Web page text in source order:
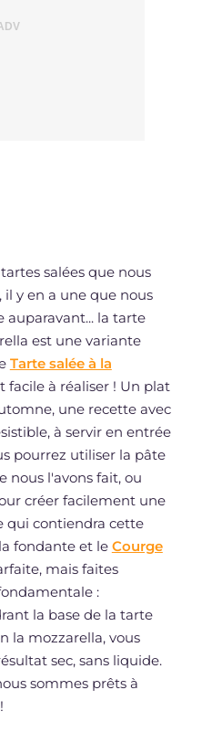
salées que nous
y en a une que nous
auparavant... la tarte
est une variante
Tarte salée à la
facile à réaliser ! Un plat
une recette avec
à servir en entrée
pourrez utiliser la pâte
nous l'avons fait, ou
créer facilement une
qui contiendra cette
fondante et le Courge
mais faites
:
la base de la tarte
la mozzarella, vous
sec, sans liquide.
sommes prêts à